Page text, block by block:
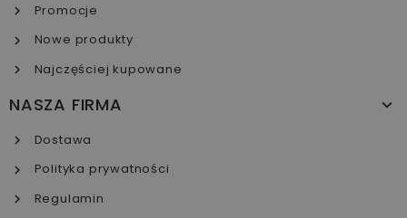
Promocje
Nowe produkty
Najczęściej kupowane
NASZA FIRMA
Dostawa
Polityka prywatności
Regulamin